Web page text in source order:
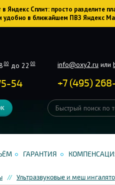
Яндекс Сплит: просто разделите
удобно в ближайшем ПВЗ Яндекс
00до 22 00
54
info@oxy2.ru или
+7 (495)
ГАРАНТИЯ
Ультразвуковые и меш